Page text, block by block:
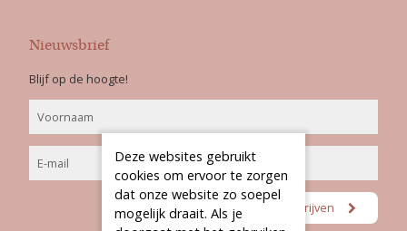
Nieuwsbrief
Blijf op de hoogte!
Deze websites gebruikt
cookies om ervoor te zorgen
dat onze website zo soepel
mogelijk draait. Als je